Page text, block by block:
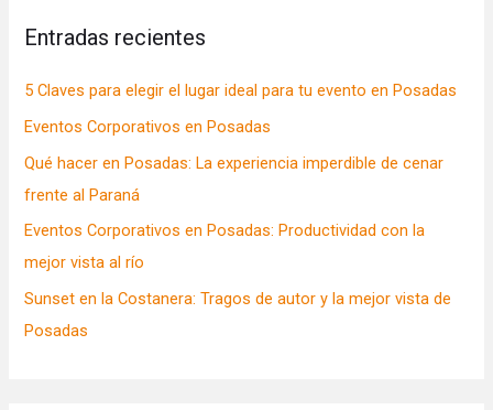
Entradas recientes
5 Claves para elegir el lugar ideal para tu evento en Posadas
Eventos Corporativos en Posadas
Qué hacer en Posadas: La experiencia imperdible de cenar
frente al Paraná
Eventos Corporativos en Posadas: Productividad con la
mejor vista al río
Sunset en la Costanera: Tragos de autor y la mejor vista de
Posadas